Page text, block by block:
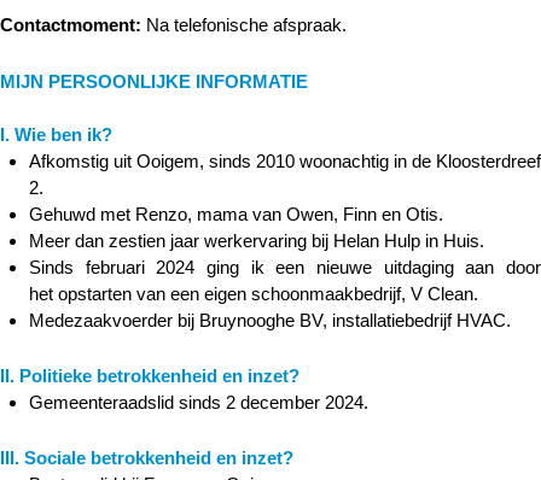
Contactmoment: Na telefonische afspraak.
MIJN PERSOONLIJKE INFORMATIE
I. Wie ben ik?
Afkomstig uit Ooigem, sinds 2010 woonachtig in de Kloosterdreef
2.
Gehuwd met Renzo, mama van Owen, Finn en Otis.
Meer dan zestien jaar werkervaring bij Helan Hulp in Huis.
Sinds februari 2024 ging ik een nieuwe uitdaging aan door
het opstarten van een eigen schoonmaakbedrijf, V Clean.
Medezaakvoerder bij Bruynooghe BV, installatiebedrijf HVAC.
II. Politieke betrokkenheid en inzet?
Gemeenteraadslid sinds 2 december 2024.
III. Sociale betrokkenheid en inzet?